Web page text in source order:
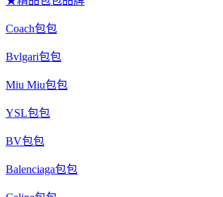
Coach包包
Bvlgari包包
Miu Miu包包
YSL包包
BV包包
Balenciaga包包